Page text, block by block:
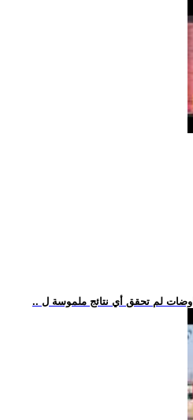
لم تحقق أي نتائج ملموسة ل